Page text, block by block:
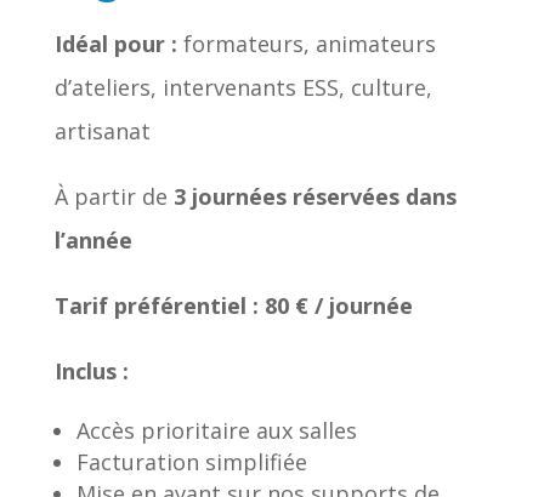
Idéal pour : formateurs, animateurs
d’ateliers, intervenants ESS, culture,
artisanat
À partir de 3 journées réservées dans
l’année
Tarif préférentiel : 80 € / journée
Inclus :
Accès prioritaire aux salles
Facturation simplifiée